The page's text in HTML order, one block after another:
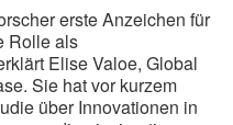
erste Anzeichen für
Rolle als
Elise Valoe, Global
Sie hat vor kurzem
über Innovationen in